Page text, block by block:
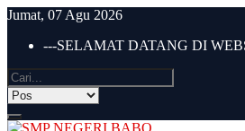
Jumat, 07 Agu 2026
---SELAMAT DATANG DI